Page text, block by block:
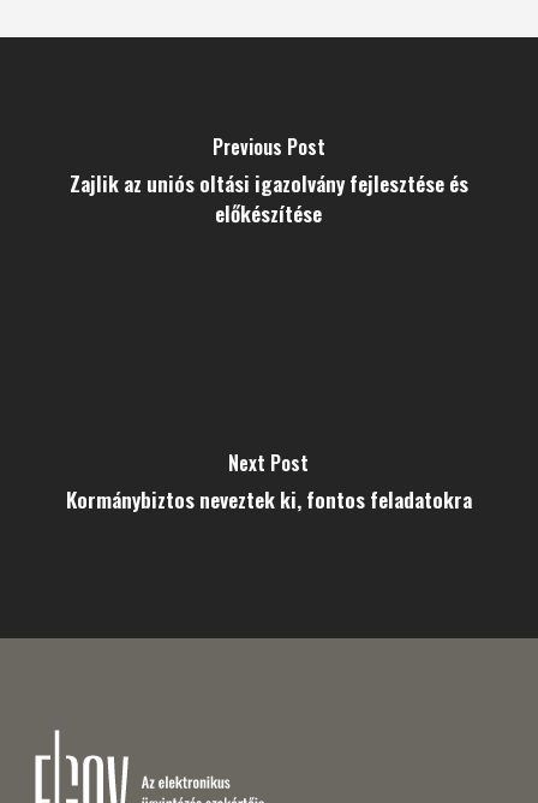
Previous Post
Zajlik az uniós oltási igazolvány fejlesztése és
előkészítése
Next Post
Kormánybiztos neveztek ki, fontos feladatokra